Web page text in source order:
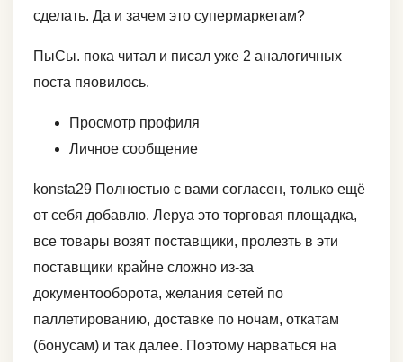
сделать. Да и зачем это супермаркетам?
ПыСы. пока читал и писал уже 2 аналогичных
поста пяовилось.
Просмотр профиля
Личное сообщение
konsta29 Полностью с вами согласен, только ещё
от себя добавлю. Леруа это торговая площадка,
все товары возят поставщики, пролезть в эти
поставщики крайне сложно из-за
документооборота, желания сетей по
паллетированию, доставке по ночам, откатам
(бонусам) и так далее. Поэтому нарваться на